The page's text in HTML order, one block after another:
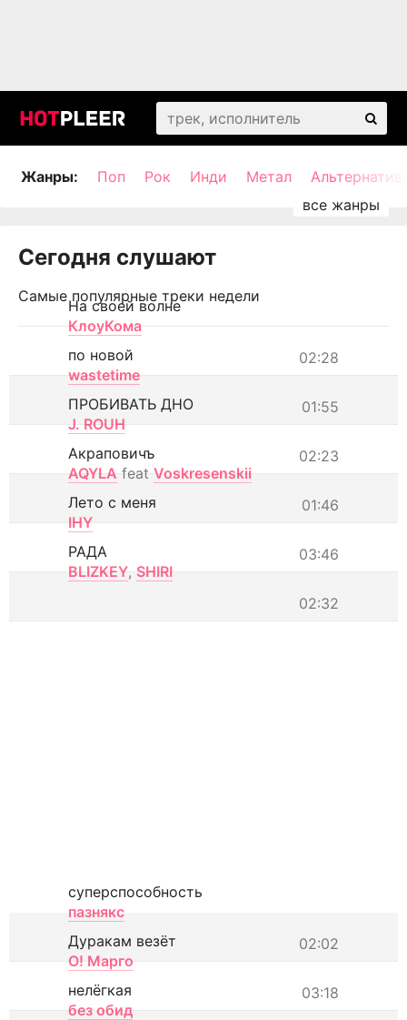
Жанры: Поп Рок Инди Метал
Сегодня слушают
Самые популярные треки недели
На своей волне
КлоуКома
02:28
по новой
wastetime
01:55
ПРОБИВАТЬ ДНО
J. ROUH
02:23
Акраповичъ
AQYLA feat Voskresenskii
01:46
Лето с меня
IHY
03:46
РАДА
BLIZKEY, SHIRI
02:32
суперспособность
пазнякс
02:02
Дуракам везёт
О! Марго
03:18
нелёгкая
без обид